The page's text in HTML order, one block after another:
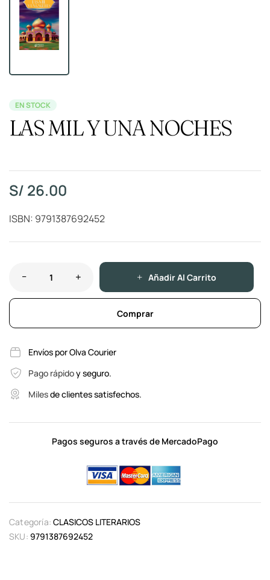
EN STOCK
LAS MIL Y UNA NOCHES
S/ 26.00
ISBN: 9791387692452
Añadir Al Carrito
Comprar
Envíos por Olva Courier
Pago rápidoy seguro.
Milesde clientes satisfechos.
Pagos seguros a través de MercadoPago
Categoría: CLASICOS LITERARIOS
SKU: 9791387692452